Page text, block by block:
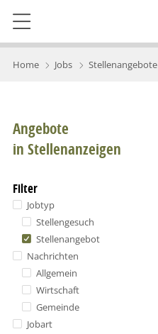
Home Jobs Stellenangebote
Angebote
in Stellenanzeigen
Filter
Jobtyp
Stellengesuch
Stellenangebot
Nachrichten
Allgemein
Wirtschaft
Gemeinde
Jobart